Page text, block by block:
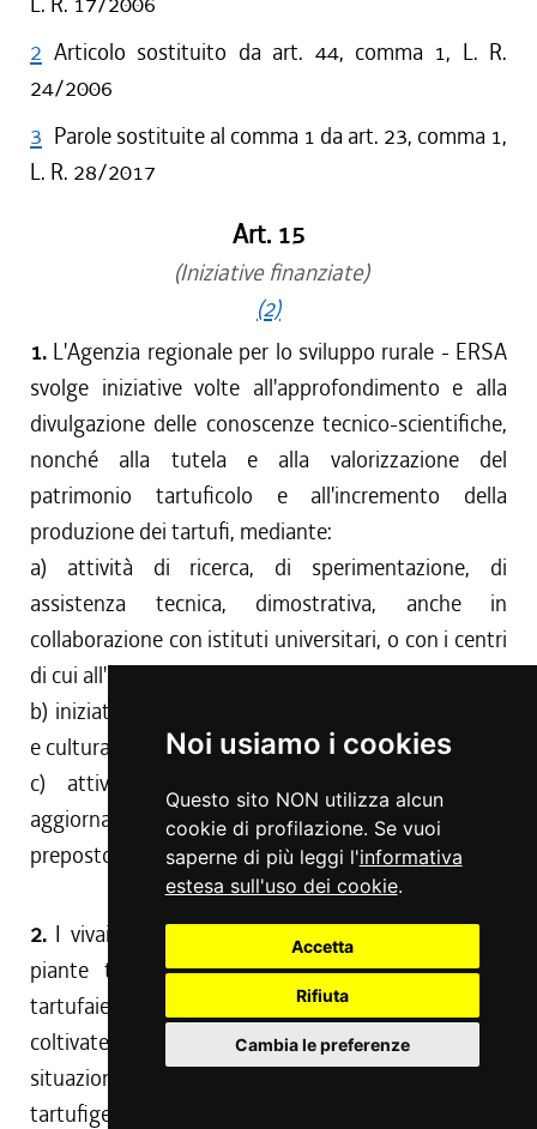
Noi usiamo i cookies
Questo sito NON utilizza alcun
cookie di profilazione. Se vuoi
saperne di più leggi l'informativa
estesa sull'uso dei cookie.
Accetta
Rifiuta
Cambia le preferenze
2 Articolo sostituito da art. 44, comma 1, L. R.
24/2006
3 Parole sostituite al comma 1 da art. 23, comma 1,
L. R. 28/2017
Art. 15
(Iniziative finanziate)
(2)
1. L'Agenzia regionale per lo sviluppo rurale - ERSA
svolge iniziative volte all'approfondimento e alla
divulgazione delle conoscenze tecnico-scientifiche,
nonché alla tutela e alla valorizzazione del
patrimonio tartuficolo e all'incremento della
produzione dei tartufi, mediante:
a) attività di ricerca, di sperimentazione, di
assistenza tecnica, dimostrativa, anche in
collaborazione con istituti universitari, o con i centri
di cui all'articolo 2 della legge 752/1985;
b) iniziative promozionali, pubblicitarie, informative
e culturali in materia di tartuficoltura;
c) attività formativa, di qualificazione e di
aggiornamento del personale tecnico e di quello
preposto alla vigilanza.
2. I vivai forestali della Regione possono produrre
piante tartufigene idonee, per incrementare le
tartufaie controllate, per realizzare tartufaie
coltivate e per la valorizzazione delle specifiche
situazioni territoriali e ambientali a vocazione
tartufigena.